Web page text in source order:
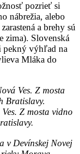
pozrieť si
nábrežia, alebo
a brehy sú
zima). Slovenská
pekný výhľad na
Mláka do
Z mosta vidno